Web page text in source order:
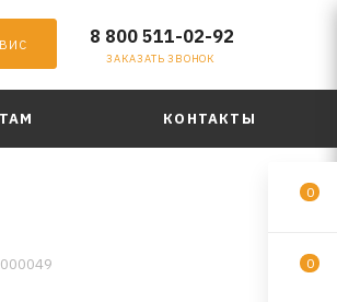
8 800 511-02-92
ЗАКАЗАТЬ ЗВОНОК
КОНТАКТЫ
0
0